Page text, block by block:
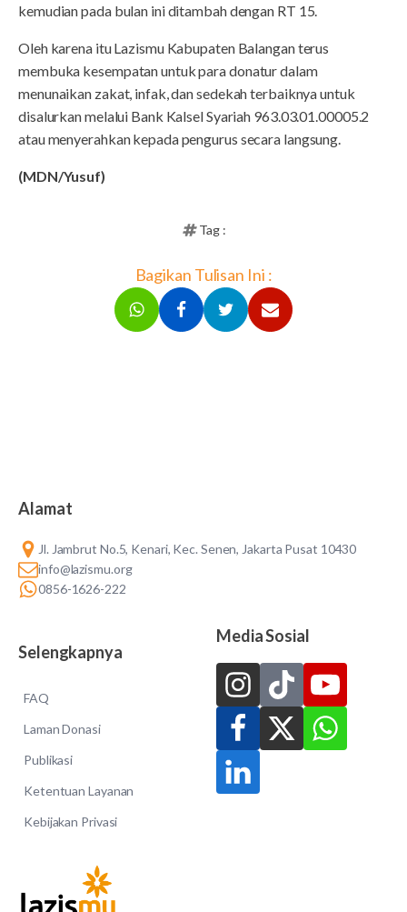
kemudian pada bulan ini ditambah dengan RT 15.
Oleh karena itu Lazismu Kabupaten Balangan terus
membuka kesempatan untuk para donatur dalam
menunaikan zakat, infak, dan sedekah terbaiknya untuk
disalurkan melalui Bank Kalsel Syariah 963.03.01.00005.2
atau menyerahkan kepada pengurus secara langsung.
(MDN/Yusuf)
Tag :
Bagikan Tulisan Ini :
Alamat
Jl. Jambrut No.5, Kenari, Kec. Senen, Jakarta Pusat 10430
info@lazismu.org
0856-1626-222
Selengkapnya
FAQ
Laman Donasi
Publikasi
Ketentuan Layanan
Kebijakan Privasi
Media Sosial